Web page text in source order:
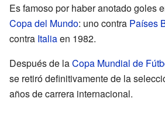
Es famoso por haber anotado goles
Copa del Mundo: uno contra Países
contra Italiaen 1982.
Después de laCopa Mundial de
se retiró definitivamente de la
años de carrera internacional.